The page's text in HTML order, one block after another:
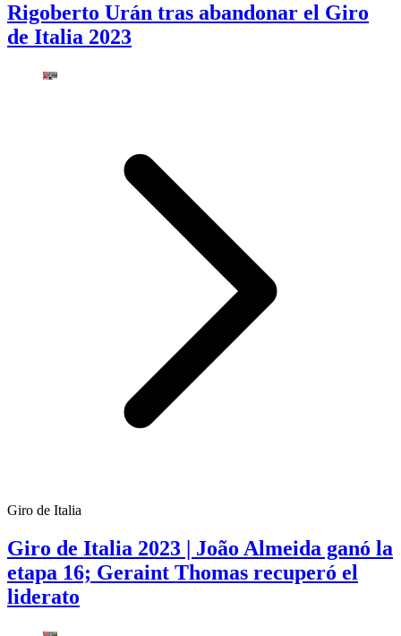
Rigoberto Urán tras abandonar el Giro
de Italia 2023
Giro de Italia
Giro de Italia 2023 | João Almeida ganó la
etapa 16; Geraint Thomas recuperó el
liderato